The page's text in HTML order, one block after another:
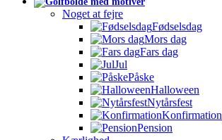
Noget at fejre
Fødselsdag
Mors dag
Fars dag
Jul
Påske
Halloween
Nytårsfest
Konfirmation
Pension